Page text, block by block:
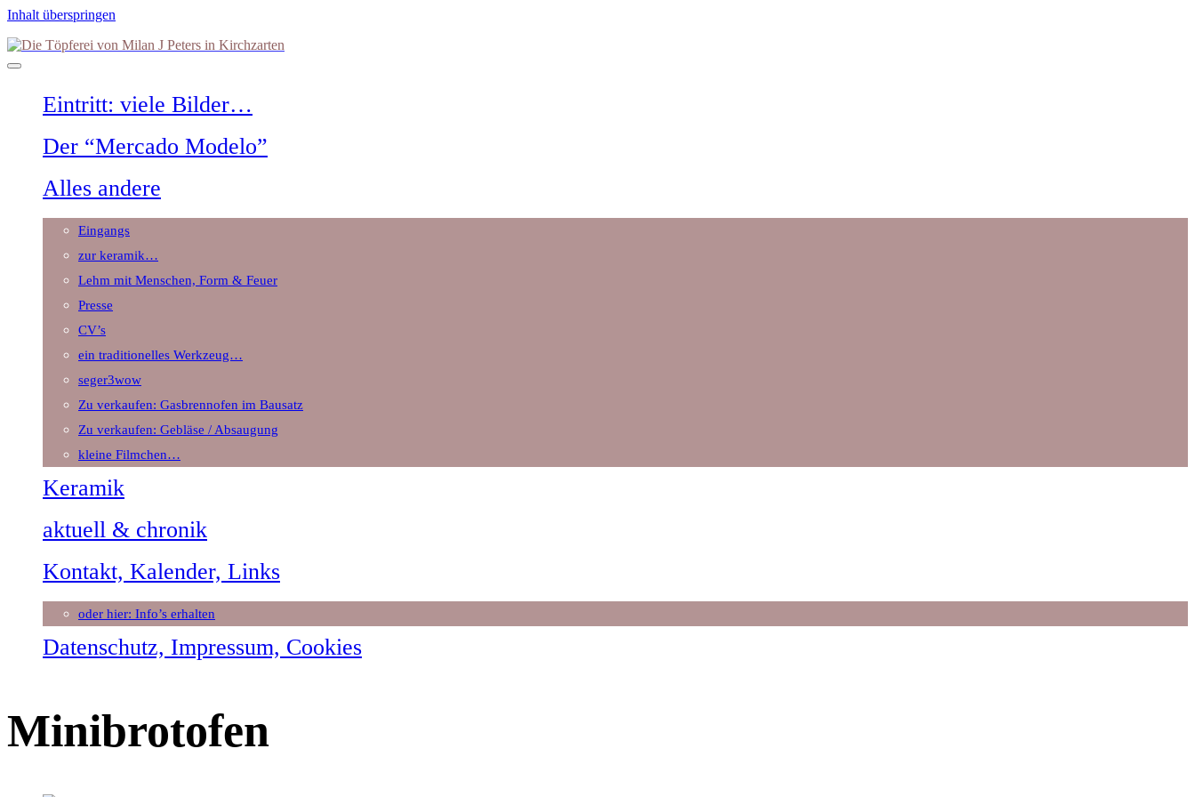
Inhalt überspringen
Die
Töpferei
Kirchzarten
Eintritt: viele Bilder…
Der “Mercado Modelo”
Alles andere
Eingangs
zur keramik…
Lehm mit Menschen, Form & Feuer
Presse
CV’s
ein traditionelles Werkzeug…
seger3wow
Zu verkaufen: Gasbrennofen im Bausatz
Zu verkaufen: Gebläse / Absaugung
kleine Filmchen…
Keramik
aktuell & chronik
Kontakt, Kalender, Links
oder hier: Info’s erhalten
Datenschutz, Impressum, Cookies
Minibrotofen